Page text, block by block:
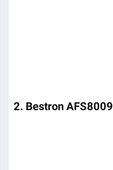
2. Bestron AFS8009